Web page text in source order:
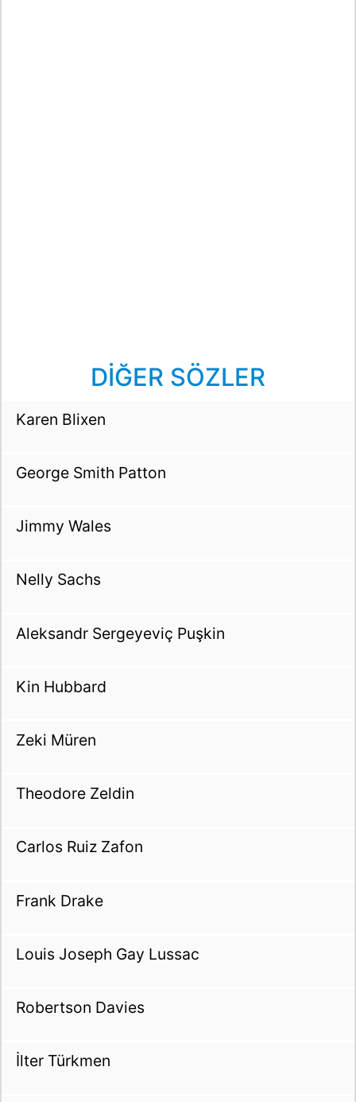
DİĞER SÖZLER
Karen Blixen
George Smith Patton
Jimmy Wales
Nelly Sachs
Aleksandr Sergeyeviç Puşkin
Kin Hubbard
Zeki Müren
Theodore Zeldin
Carlos Ruiz Zafon
Frank Drake
Louis Joseph Gay Lussac
Robertson Davies
İlter Türkmen